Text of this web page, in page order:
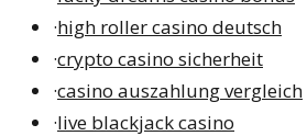
·high roller casino deutsch
·crypto casino sicherheit
·casino auszahlung vergleich
·live blackjack casino